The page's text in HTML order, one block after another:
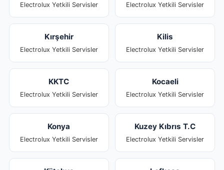
Electrolux Yetkili Servisler Electrolux Yetkili Servisler
Kırşehir
Electrolux Yetkili Servisler
Kilis
Electrolux Yetkili Servisler
KKTC
Electrolux Yetkili Servisler
Kocaeli
Electrolux Yetkili Servisler
Konya
Electrolux Yetkili Servisler
Kuzey Kıbrıs T.C
Electrolux Yetkili Servisler